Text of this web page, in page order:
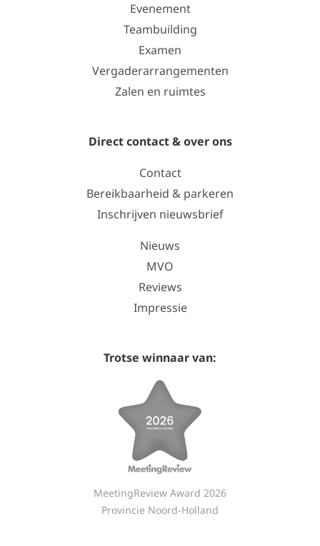
Evenement
Teambuilding
Examen
Vergaderarrangementen
Zalen en ruimtes
Direct contact & over ons
Contact
Bereikbaarheid & parkeren
Inschrijven nieuwsbrief
Nieuws
MVO
Reviews
Impressie
Trotse winnaar van:
MeetingReview Award 2026
Provincie Noord-Holland